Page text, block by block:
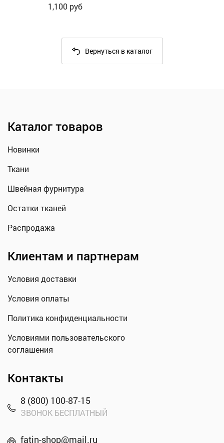
1,100 руб
Вернуться в каталог
Каталог товаров
Новинки
Ткани
Швейная фурнитура
Остатки тканей
Распродажа
Клиентам и партнерам
Условия доставки
Условия оплаты
Политика конфиденциальности
Условиями пользовательского
соглашения
Контакты
8 (800) 100-87-15
ЗВОНОК БЕСПЛАТНЫЙ
fatin-shop@mail.ru